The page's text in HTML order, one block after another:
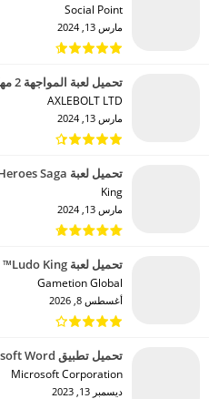
Social Point‏
مارس 13, 2024
تحميل لعبة المواجهة 2 مهكرة للاندرويد 2024
AXLEBOLT LTD‏
مارس 13, 2024
تحميل لعبة Farm Heroes Saga مهكرة للاندرويد 2024
King‏
مارس 13, 2024
تحميل لعبة Ludo King™ مهكرة للاندرويد 2024
Gametion Global‏
أغسطس 8, 2026
تحميل تطبيق Microsoft Word مهكر للاندرويد 2024
Microsoft Corporation‏
ديسمبر 13, 2023